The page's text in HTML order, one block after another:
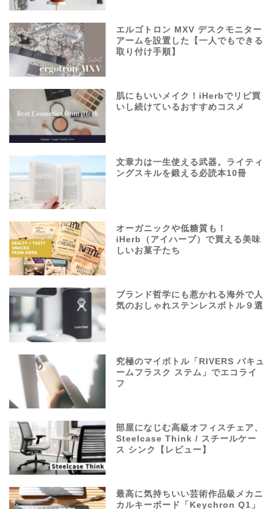
エルゴトロン MXV デスクモニター
アームを設置した【一人でもできる
取り付け手順】
肌にもいいメイク！iHerbでリピ買
いし続けているおすすめコスメ
文章力は一生使える武器。ライティ
ングスキルを鍛える必読本10冊
オーガニックや低糖質も！
iHerb（アイハーブ）で買える美味
しいお菓子たち
ブランド哲学にも惹かれる海外で人
気のおしゃれステンレスボトル９選
究極のマイボトル「RIVERS バキュ
ームフラスク ステム」でエコライ
フ
部屋になじむ高級オフィスチェア、
Steelcase Think / スチールケー
ス シンク【レビュー】
最高に気持ちいい芸術作品級メカニ
カルキーボード「Keychron Q1」